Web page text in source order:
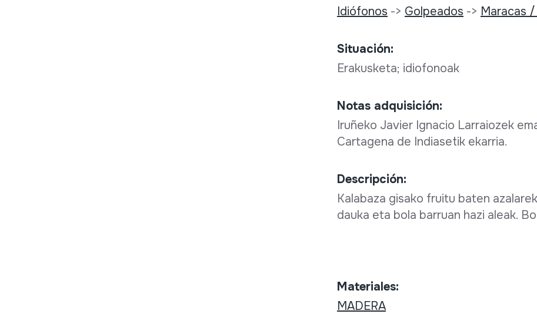
Idiófonos -> Golpeados -> Maracas
Situación:
Erakusketa; idiofonoak
Notas adquisición:
Iruñeko Javier Ignacio Larraiozek
Cartagena de Indiasetik ekarria.
Descripción:
Kalabaza gisako fruitu baten
dauka eta bola barruan hazi aleak.
Materiales:
MADERA